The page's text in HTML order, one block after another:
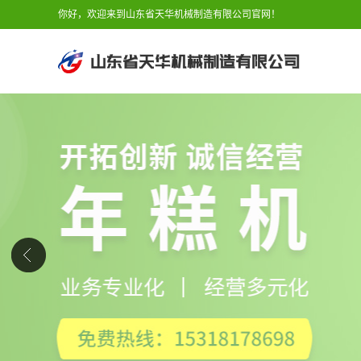
你好，欢迎来到山东省天华机械制造有限公司官网！